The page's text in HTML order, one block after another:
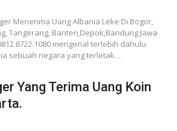
Menerima Uang Albania Leke Di Bogor,
Tangerang, Banten,Depok,Bandung Jawa
mengenal terlebih dahulu
sebuah negara yang terletak…
Yang Terima Uang Koin